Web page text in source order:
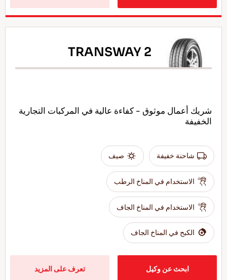
TRANSWAY 2
شريك أعمال موثوق - كفاءة عالية في المركبات التجارية
الخفيفة
شاحنة خفيفة صيف
الاستخدام في المناخ الرطب
الاستخدام في المناخ الجاف
الكبح في المناخ الجاف
ابحث عن وكيل تعرف على المزيد